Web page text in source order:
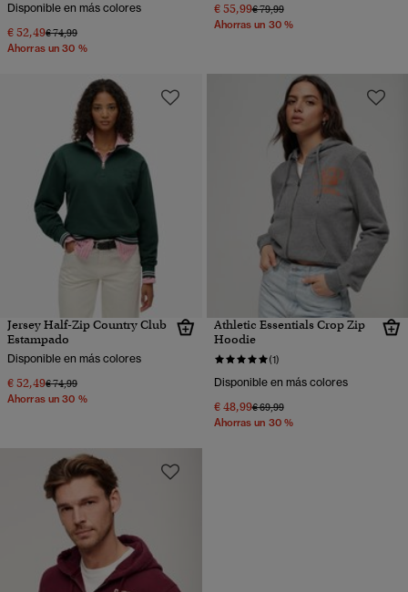
Disponible en más colores
€ 52,49Precio rebajado de
€ 74,99a
Ahorras un 30 %
€ 55,99Precio rebajado de
€ 79,99a
Ahorras un 30 %
Jersey Half-Zip Country Club
Estampado
Disponible en más colores
€ 52,49Precio rebajado de
€ 74,99a
Ahorras un 30 %
Athletic Essentials Crop Zip
Hoodie
(1)
Disponible en más colores
€ 48,99Precio rebajado de
€ 69,99a
Ahorras un 30 %